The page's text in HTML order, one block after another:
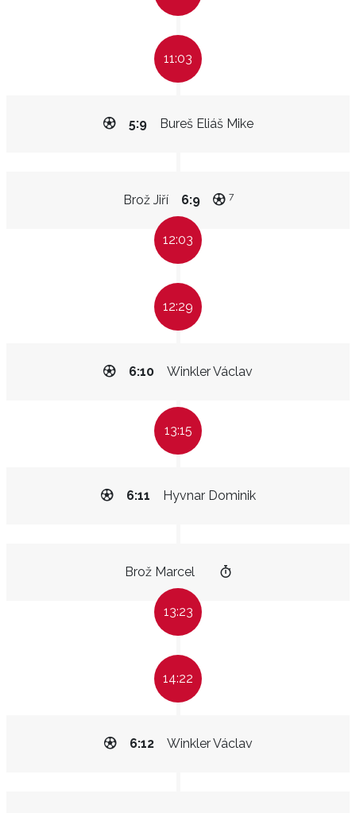
11:03
Bureš Eliáš Mike
5:9
Brož Jiří 6:9 7
12:03
12:29
Winkler Václav
6:10
13:15
Hyvnar Dominik
6:11
Brož Marcel
13:23
14:22
Winkler Václav
6:12